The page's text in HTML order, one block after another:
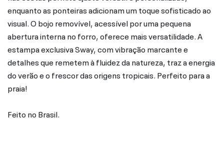
enquanto as ponteiras adicionam um toque sofisticado ao
visual. O bojo removível, acessível por uma pequena
abertura interna no forro, oferece mais versatilidade. A
estampa exclusiva Sway, com vibração marcante e
detalhes que remetem à fluidez da natureza, traz a energia
do verão e o frescor das origens tropicais. Perfeito para a
praia!
Feito no Brasil.